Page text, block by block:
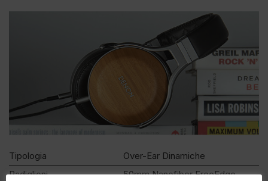
Tipologia
Over-Ear Dinamiche
Padiglioni
50mm Nanofiber FreeEdge